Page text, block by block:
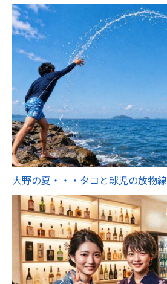
大野の夏・・・タコと球児の放物線